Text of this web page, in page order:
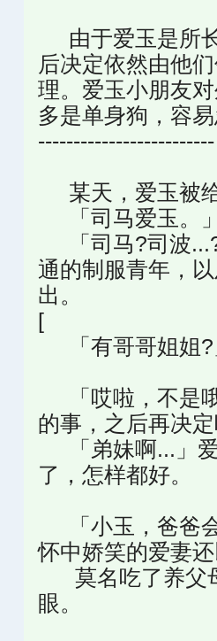
由于爱玉是所
后决定依然由他
理。爱玉小朋友
多是单身狗，容
-------------------------
某天，爱玉被
「司马爱玉。
「司马?司波
通的制服青年，
出。
[
「有哥哥姐姐?
「哎啦，不是
的事，之后再决
「弟妹啊...」爱
了，怎样都好。
「小玉，爸爸
怀中娇笑的爱妻
莫名吃了养父
眼。